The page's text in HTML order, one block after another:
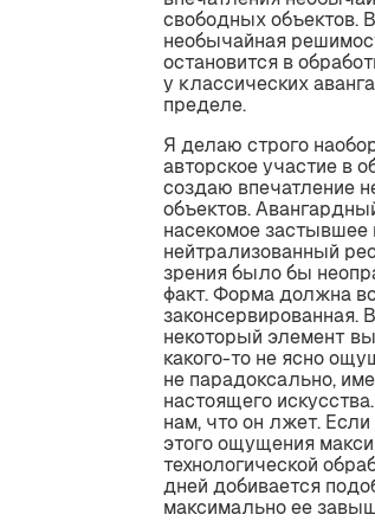
свободных объектов.
необычайная
остановится в
у классических
пределе.
Я делаю строго
авторское участие в
создаю впечатление
объектов.
насекомое застывшее
нейтрализованный
зрения было бы
факт. Форма должна
законсервированная.
некоторый элемент
какого-то не ясно
не парадоксально,
настоящего
нам, что он лжет.
этого ощущения
технологической
дней добивается
максимально ее